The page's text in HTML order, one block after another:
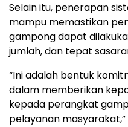
Selain itu, penerapan
mampu memastikan
gampong dapat
jumlah, dan tepat
“Ini adalah bentuk
dalam memberikan
kepada perangkat
pelayanan